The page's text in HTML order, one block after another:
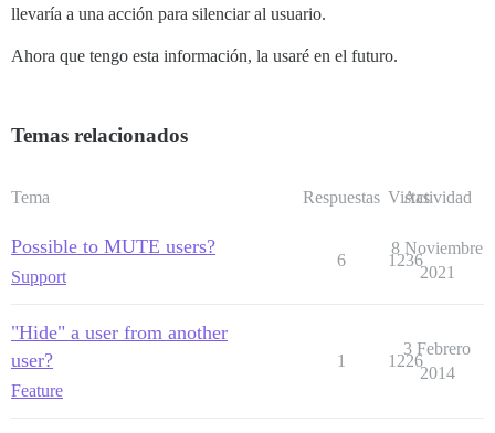
llevaría a una acción para silenciar al usuario.
Ahora que tengo esta información, la usaré en el futuro.
Temas relacionados
Tema Respuestas Vistas
Actividad
Possible to MUTE users?
Support
6 1236
8 Noviembre
2021
"Hide" a user from another
user?
Feature
1 1226
3 Febrero
2014